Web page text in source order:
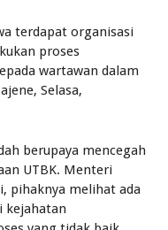
terdapat organisasi
proses
wartawan dalam
Selasa,
berupaya mencegah
UTBK. Menteri
pihaknya melihat ada
kejahatan